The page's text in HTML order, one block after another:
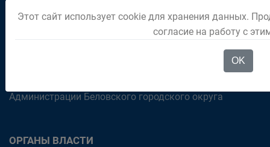
Паспорт города
Отдел "Мои документы" город Белово
Политика в отношении обработки персональных
Администрации Беловского городского округа
ОРГАНЫ ВЛАСТИ
Этот сайт использует cookie для хранения данных.
согласие на работу с
OK